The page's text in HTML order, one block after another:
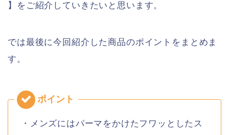
】をご紹介していきたいと思います。
では最後に今回紹介した商品のポイントをまとめま
す。
・メンズにはパーマをかけたフワッとしたス